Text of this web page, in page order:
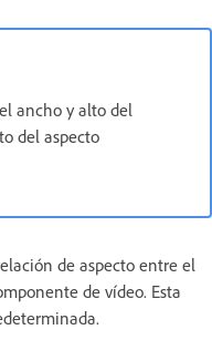
ancho y alto del
del aspecto
de aspecto entre el
de vídeo. Esta